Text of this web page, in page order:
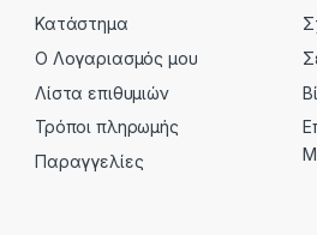
Κατάστημα
Ο Λογαριασμός μου
Λίστα επιθυμιών
Τρόποι πληρωμής
Παραγγελίες